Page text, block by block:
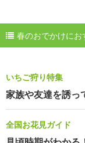
春のおでかけにお
いちご狩り特集
家族や友達を誘っ
全国お花見ガイド